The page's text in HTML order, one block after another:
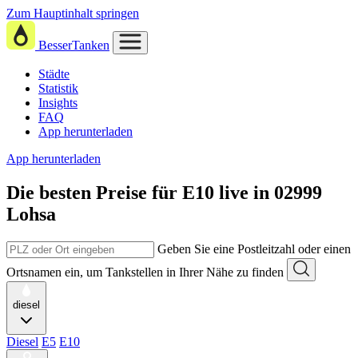
Zum Hauptinhalt springen
BesserTanken
Städte
Statistik
Insights
FAQ
App herunterladen
App herunterladen
Die besten Preise für E10 live in 02999
Lohsa
Geben Sie eine Postleitzahl oder einen
Ortsnamen ein, um Tankstellen in Ihrer Nähe zu finden
diesel
Diesel E5 E10